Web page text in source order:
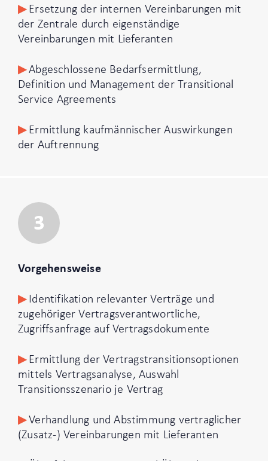
Ersetzung der internen Vereinbarungen mit
der Zentrale durch eigenständige
Vereinbarungen mit Lieferanten
Abgeschlossene Bedarfsermittlung,
Definition und Management der Transitional
Service Agreements
Ermittlung kaufmännischer Auswirkungen
der Auftrennung
3
Vorgehensweise
Identifikation relevanter Verträge und
zugehöriger Vertragsverantwortliche,
Zugriffsanfrage auf Vertragsdokumente
Ermittlung der Vertragstransitionsoptionen
mittels Vertragsanalyse, Auswahl
Transitionsszenario je Vertrag
Verhandlung und Abstimmung vertraglicher
(Zusatz-) Vereinbarungen mit Lieferanten